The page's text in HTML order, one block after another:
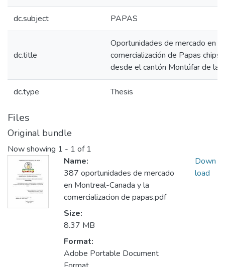
dc.subject PAPAS
dc.title
Oportunidades de mercado en
comercialización de Papas
desde el cantón Montúfar de la
dc.type Thesis
Files
Original bundle
Now showing 1 - 1 of 1
Name:
387 oportunidades de mercado
en Montreal-Canada y la
comercializacion de papas.pdf
Size:
8.37 MB
Format:
Adobe Portable Document
Down
load